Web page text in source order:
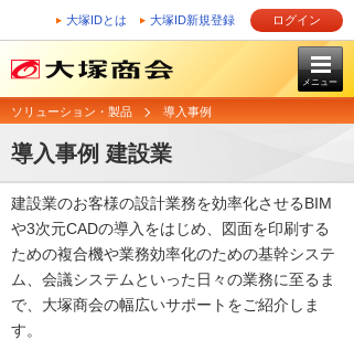
大塚IDとは 大塚ID新規登録 ログイン
メニュー
ソリューション・製品 導入事例
導入事例 建設業
建設業のお客様の設計業務を効率化させるBIM
や3次元CADの導入をはじめ、図面を印刷する
ための複合機や業務効率化のための基幹システ
ム、会議システムといった日々の業務に至るま
で、大塚商会の幅広いサポートをご紹介しま
す。